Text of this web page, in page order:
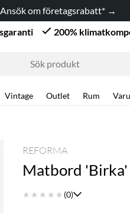
om företagsrabatt* →
200%
Vintage Outlet Rum
REFORMA
Matbord
★ ★ ★ ★ ★ (0)